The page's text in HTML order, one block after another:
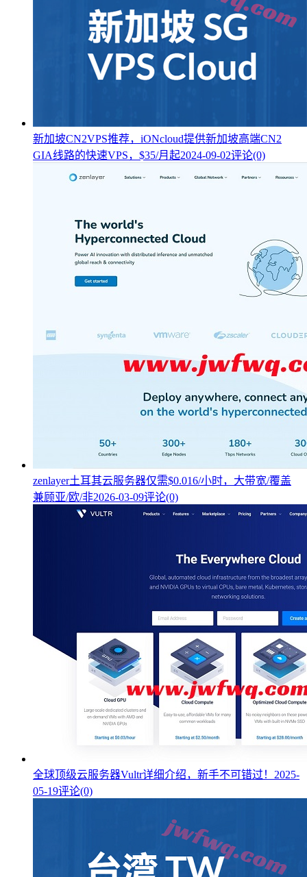
新加坡CN2VPS推荐，iONcloud提供新加坡高端CN2
GIA线路的快速VPS，$35/月起2024-09-02评论(0)
zenlayer土耳其云服务器仅需$0.016/小时，大带宽/覆盖
兼顾亚/欧/非2026-03-09评论(0)
全球顶级云服务器Vultr详细介绍，新手不可错过！ 2025-
05-19评论(0)